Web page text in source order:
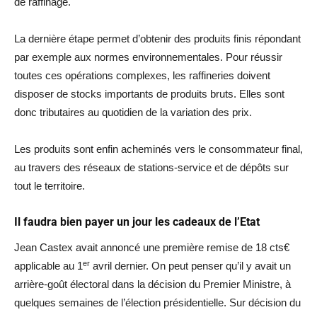
La dernière étape permet d’obtenir des produits finis répondant
par exemple aux normes environnementales. Pour réussir
toutes ces opérations complexes, les raffineries doivent
disposer de stocks importants de produits bruts. Elles sont
donc tributaires au quotidien de la variation des prix.
Les produits sont enfin acheminés vers le consommateur final,
au travers des réseaux de stations-service et de dépôts sur
tout le territoire.
Il faudra bien payer un jour les cadeaux de l’Etat
Jean Castex avait annoncé une première remise de 18 cts€
applicable au 1er avril dernier. On peut penser qu’il y avait un
arrière-goût électoral dans la décision du Premier Ministre, à
quelques semaines de l’élection présidentielle. Sur décision du